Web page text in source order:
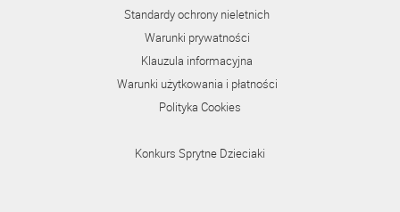
Standardy ochrony nieletnich
Warunki prywatności
Klauzula informacyjna
Warunki użytkowania i płatności
Polityka Cookies
Konkurs Sprytne Dzieciaki